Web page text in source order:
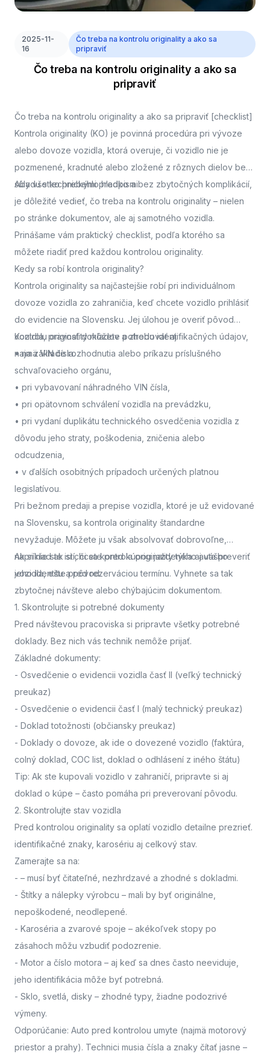
2025-11-
16
Čo treba na kontrolu originality a ako sa
pripraviť
Čo treba na kontrolu originality a ako sa
pripraviť
Čo treba na kontrolu originality a ako sa pripraviť [checklist]
Kontrola originality (KO) je povinná procedúra pri vývoze
alebo dovoze vozidla, ktorá overuje, či vozidlo nie je
pozmenené, kradnuté alebo zložené z rôznych dielov bez
súladu s technickými predpismi.
Aby všetko prebehlo hladko a bez zbytočných komplikácií,
je dôležité vedieť, čo treba na kontrolu originality – nielen
po stránke dokumentov, ale aj samotného vozidla.
Prinášame vám praktický checklist, podľa ktorého sa
môžete riadiť pred každou kontrolou originality.
Kedy sa robí kontrola originality?
Kontrola originality sa najčastejšie robí pri individuálnom
dovoze vozidla zo zahraničia, keď chcete vozidlo prihlásiť
do evidencie na Slovensku. Jej úlohou je overiť pôvod
vozidla, pravosť dokladov a zhodu identifikačných údajov,
najmä VIN čísla.
Kontrolu originality môžete potrebovať aj:
• na základe rozhodnutia alebo príkazu príslušného
schvaľovacieho orgánu,
• pri vybavovaní náhradného VIN čísla,
• pri opätovnom schválení vozidla na prevádzku,
• pri vydaní duplikátu technického osvedčenia vozidla z
dôvodu jeho straty, poškodenia, zničenia alebo
odcudzenia,
• v ďalších osobitných prípadoch určených platnou
legislatívou.
Pri bežnom predaji a prepise vozidla, ktoré je už evidované
na Slovensku, sa kontrola originality štandardne
nevyžaduje. Môžete ju však absolvovať dobrovoľne,
napríklad ak si chcete pred kúpou jazdeného auta preveriť
jeho identitu a pôvod.
Ak si nie ste istí, či sa kontrola originality týka aj vášho
vozidla,ešte pred rezerváciou termínu. Vyhnete sa tak
zbytočnej návšteve alebo chýbajúcim dokumentom.
1. Skontrolujte si potrebné dokumenty
Pred návštevou pracoviska si pripravte všetky potrebné
doklady. Bez nich vás technik nemôže prijať.
Základné dokumenty:
- Osvedčenie o evidencii vozidla časť II (veľký technický
preukaz)
- Osvedčenie o evidencii časť I (malý technický preukaz)
- Doklad totožnosti (občiansky preukaz)
- Doklady o dovoze, ak ide o dovezené vozidlo (faktúra,
colný doklad, COC list, doklad o odhlásení z iného štátu)
Tip: Ak ste kupovali vozidlo v zahraničí, pripravte si aj
doklad o kúpe – často pomáha pri preverovaní pôvodu.
2. Skontrolujte stav vozidla
Pred kontrolou originality sa oplatí vozidlo detailne prezrieť.
identifikačné znaky, karosériu aj celkový stav.
Zamerajte sa na:
- – musí byť čitateľné, nezhrdzavé a zhodné s dokladmi.
- Štítky a nálepky výrobcu – mali by byť originálne,
nepoškodené, neodlepené.
- Karoséria a zvarové spoje – akékoľvek stopy po
zásahoch môžu vzbudiť podozrenie.
- Motor a číslo motora – aj keď sa dnes často neeviduje,
jeho identifikácia môže byť potrebná.
- Sklo, svetlá, disky – zhodné typy, žiadne podozrivé
výmeny.
Odporúčanie: Auto pred kontrolou umyte (najmä motorový
priestor a prahy). Technici musia čísla a znaky čítať jasne –